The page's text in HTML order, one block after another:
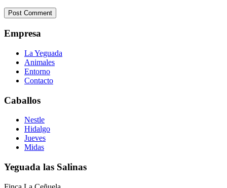
Empresa
La Yeguada
Animales
Entorno
Contacto
Caballos
Nestle
Hidalgo
Jueves
Midas
Yeguada las Salinas